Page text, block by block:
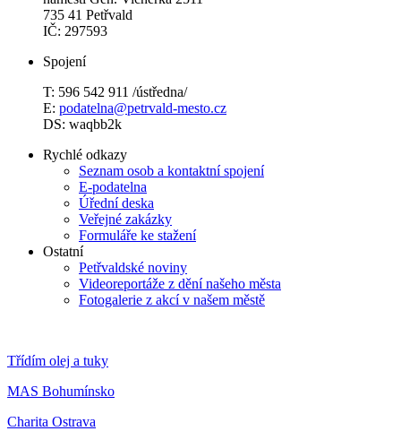
735 41 Petřvald
IČ: 297593
Spojení
T: 596 542 911 /ústředna/
E: podatelna@petrvald-mesto.cz
DS: waqbb2k
Rychlé odkazy
Seznam osob a kontaktní spojení
E-podatelna
Úřední deska
Veřejné zakázky
Formuláře ke stažení
Ostatní
Petřvaldské noviny
Videoreportáže z dění našeho města
Fotogalerie z akcí v našem městě
Třídím olej a tuky
MAS Bohumínsko
Charita Ostrava